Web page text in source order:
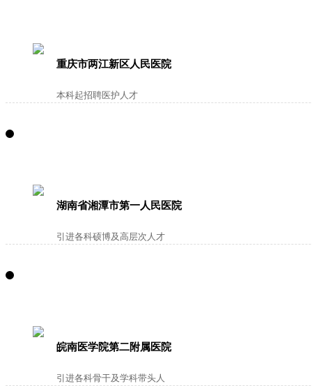
重庆市两江新区人民医院
本科起招聘医护人才
湖南省湘潭市第一人民医院
引进各科硕博及高层次人才
皖南医学院第二附属医院
引进各科骨干及学科带头人